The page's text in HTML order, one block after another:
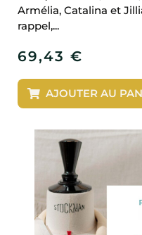
Armélia, Catalina et
rappel,...
69,43 €
AJOUTER AU